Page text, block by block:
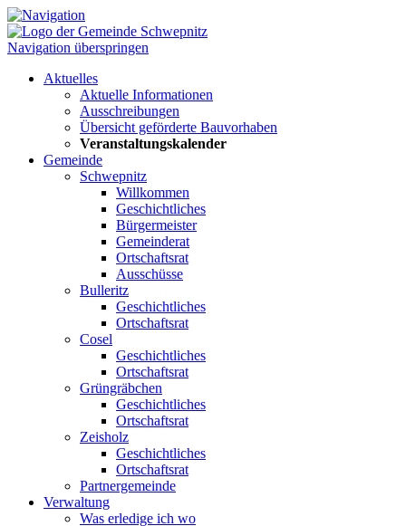
Navigation überspringen
Aktuelles
Aktuelle Informationen
Ausschreibungen
Übersicht geförderte Bauvorhaben
Veranstaltungskalender
Gemeinde
Schwepnitz
Willkommen
Geschichtliches
Bürgermeister
Gemeinderat
Ortschaftsrat
Ausschüsse
Bulleritz
Geschichtliches
Ortschaftsrat
Cosel
Geschichtliches
Ortschaftsrat
Grüngräbchen
Geschichtliches
Ortschaftsrat
Zeisholz
Geschichtliches
Ortschaftsrat
Partnergemeinde
Verwaltung
Was erledige ich wo